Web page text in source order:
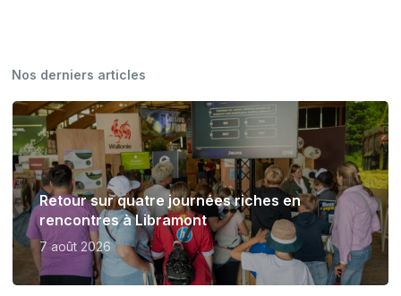
Nos derniers articles
Retour sur quatre journées riches en
rencontres à Libramont
7 août 2026